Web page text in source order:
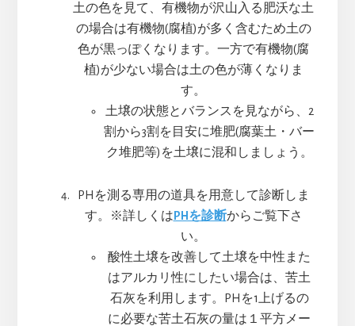
土の色を見て、有機物が沢山入る肥沃な土
の場合は有機物(腐植)が多く含むため土の
色が黒っぽくなります。一方で有機物(腐
植)が少ない場合は土の色が薄くなりま
す。
土壌の状態とバランスを見ながら、2
割から3割を目安に堆肥(腐葉土・バー
ク堆肥等)を土壌に混和しましょう。
PHを測る専用の道具を用意して診断しま
す。※詳しくは PHを診断からご覧下さ
い。
酸性土壌を改善して土壌を中性また
はアルカリ性にしたい場合は、苦土
石灰を利用します。PHを1上げるの
に必要な苦土石灰の量は１平方メー